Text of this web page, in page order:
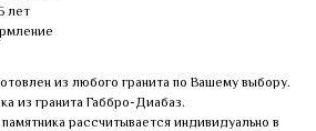
лет
из любого гранита по Вашему выбору.
из гранита Габбро-Диабаз.
рассчитывается индивидуально в